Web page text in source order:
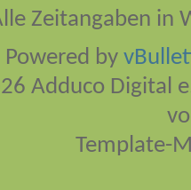
Zeitangaben in
Powered by
Adduco Digital
Template-